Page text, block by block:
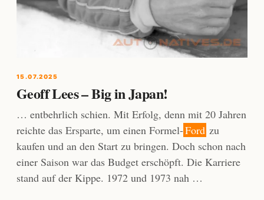
15.07.2025
Geoff Lees – Big in Japan!
… entbehrlich schien. Mit Erfolg, denn mit 20 Jahren
reichte das Ersparte, um einen Formel-Ford zu
kaufen und an den Start zu bringen. Doch schon nach
einer Saison war das Budget erschöpft. Die Karriere
stand auf der Kippe. 1972 und 1973 nah …